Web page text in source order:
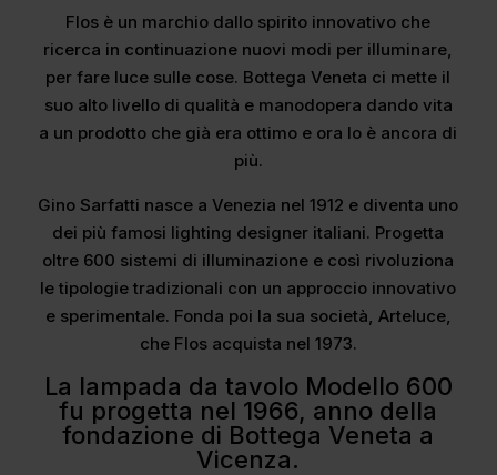
Flos è un marchio dallo spirito innovativo che
ricerca in continuazione nuovi modi per illuminare,
per fare luce sulle cose. Bottega Veneta ci mette il
suo alto livello di qualità e manodopera dando vita
a un prodotto che già era ottimo e ora lo è ancora di
più.
Gino Sarfatti nasce a Venezia nel 1912 e diventa uno
dei più famosi lighting designer italiani. Progetta
oltre 600 sistemi di illuminazione e così rivoluziona
le tipologie tradizionali con un approccio innovativo
e sperimentale. Fonda poi la sua società, Arteluce,
che Flos acquista nel 1973.
La lampada da tavolo Modello 600
fu progetta nel 1966, anno della
fondazione di Bottega Veneta a
Vicenza.